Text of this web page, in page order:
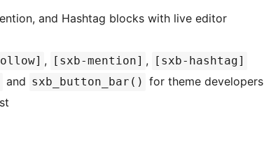
and Hashtag blocks with live editor
, [sxb-mention] ,
[sxb-hashtag]
and sxb_button_bar() for theme developers